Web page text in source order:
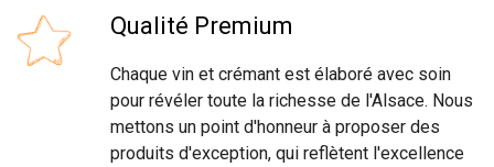
Qualité Premium
Chaque vin et crémant est élaboré avec soin
pour révéler toute la richesse de l'Alsace. Nous
mettons un point d'honneur à proposer des
produits d'exception, qui reflètent l'excellence